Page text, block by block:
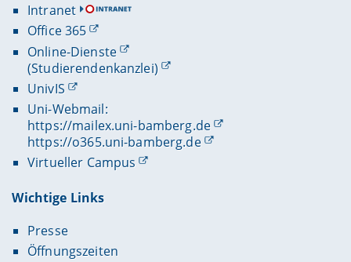
Intranet
Office 365
Online-Dienste
(Studierendenkanzlei)
UnivIS
Uni-Webmail:
https://mailex.uni-bamberg.de
https://o365.uni-bamberg.de
Virtueller Campus
Wichtige Links
Presse
Öffnungszeiten